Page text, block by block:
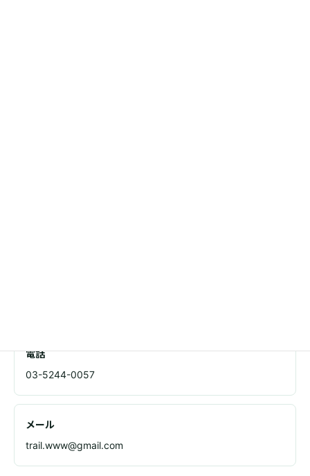
電話
03-5244-0057
メール
trail.www@gmail.com